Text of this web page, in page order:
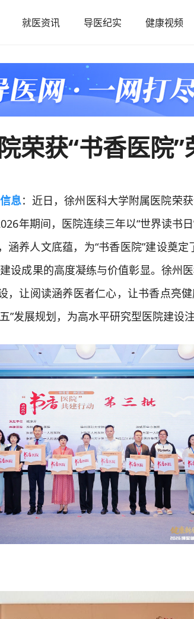
就医资讯 导医纪实 健康视频
荣获“书香医院”
息：近日，徐州医科大学附属医院荣
年期间，医院连续三年以“世界读书
涵养人文底蕴，为“书香医院”建设奠定
设成果的高度凝练与价值彰显。徐州
，让阅读涵养医者仁心，让书香点亮
”发展规划，为高水平研究型医院建设注